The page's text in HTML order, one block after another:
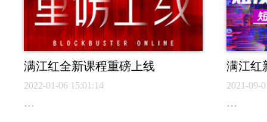
满江红全新课程重磅上线
2022-01-06 15:01:14
…
满江红
2021-09-
…